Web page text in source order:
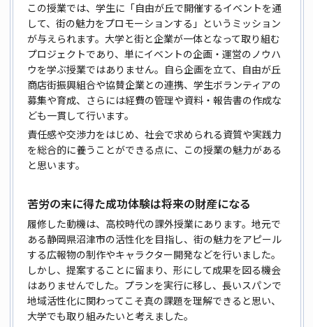
この授業では、学生に「自由が丘で開催するイベントを通
して、街の魅力をプロモーションする」というミッション
が与えられます。大学と街と企業が一体となって取り組む
プロジェクトであり、単にイベントの企画・運営のノウハ
ウを学ぶ授業ではありません。自ら企画を立て、自由が丘
商店街振興組合や協賛企業との連携、学生ボランティアの
募集や育成、さらには経費の管理や資料・報告書の作成な
ども一貫して行います。
責任感や交渉力をはじめ、社会で求められる資質や実践力
を総合的に養うことができる点に、この授業の魅力がある
と思います。
苦労の末に得た成功体験は将来の財産になる
履修した動機は、高校時代の課外授業にあります。地元で
ある静岡県沼津市の活性化を目指し、街の魅力をアピール
する広報物の制作やキャラクター開発などを行いました。
しかし、提案することに留まり、形にして成果を図る機会
はありませんでした。プランを実行に移し、長いスパンで
地域活性化に関わってこそ真の課題を理解できると思い、
大学でも取り組みたいと考えました。